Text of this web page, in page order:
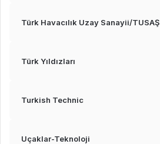
Türk Havacılık Uzay Sanayii/TUSAŞ
Türk Yıldızları
Turkish Technic
Uçaklar-Teknoloji